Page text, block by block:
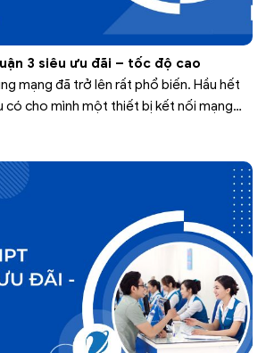
3 siêu ưu đãi – tốc độ cao
mạng đã trở lên rất phổ biến. Hầu hết
có cho mình một thiết bị kết nối mạng